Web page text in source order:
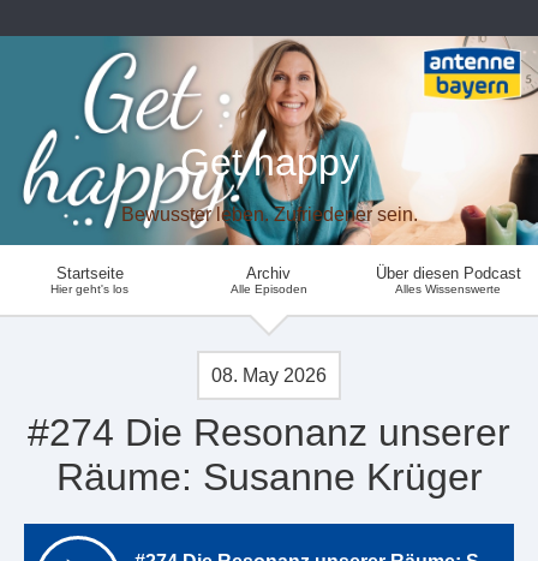
Get happy
Bewusster leben. Zufriedener sein.
Startseite
Hier geht's los
Archiv
Alle Episoden
Über diesen Podcast
Alles Wissenswerte
08. May 2026
#274 Die Resonanz unserer
Räume: Susanne Krüger